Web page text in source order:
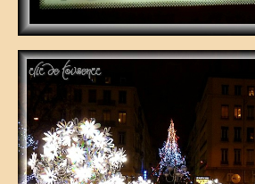
camping-car en cavale
les évasions d’une catalane
champabreizh au gré du vent
Escapades
Cigalon en balade